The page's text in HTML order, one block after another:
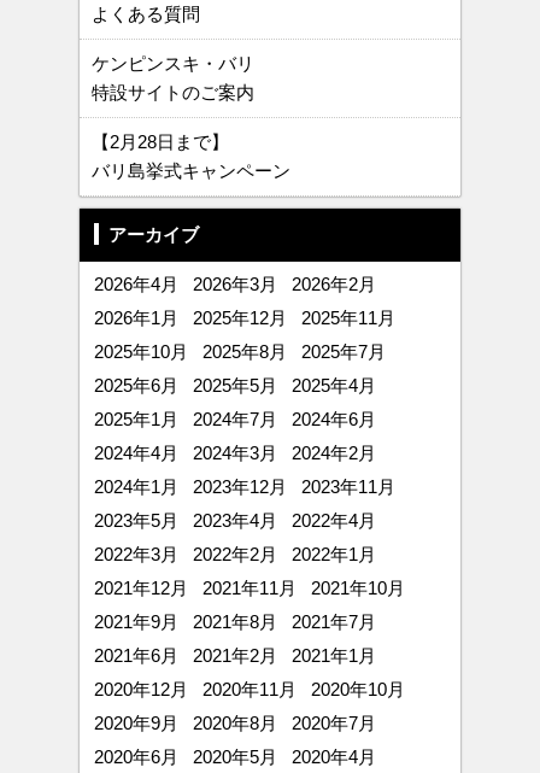
よくある質問
ケンピンスキ・バリ
特設サイトのご案内
【2月28日まで】
バリ島挙式キャンペーン
アーカイブ
2026年4月 2026年3月
2026年2月
2026年1月
2025年12月
2025年11月
2025年10月
2025年8月
2025年7月
2025年6月
2025年5月
2025年4月
2025年1月
2024年7月
2024年6月
2024年4月
2024年3月
2024年2月
2024年1月
2023年12月
2023年11月
2023年5月
2023年4月
2022年4月
2022年3月
2022年2月
2022年1月
2021年12月
2021年11月
2021年10月
2021年9月
2021年8月
2021年7月
2021年6月
2021年2月
2021年1月
2020年12月
2020年11月
2020年10月
2020年9月
2020年8月
2020年7月
2020年6月
2020年5月
2020年4月